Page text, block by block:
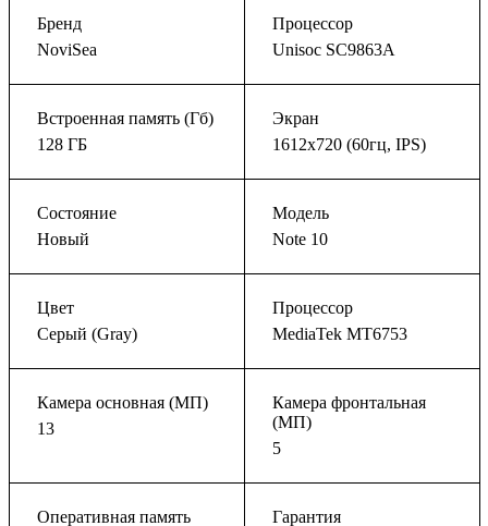
Бренд
NoviSea
Процессор
Unisoc SC9863A
Встроенная память (Гб)
128 ГБ
Экран
1612x720 (60гц, IPS)
Состояние
Новый
Модель
Note 10
Цвет
Серый (Gray)
Процессор
MediaTek MT6753
Камера основная (МП)
13
Камера фронтальная
(МП)
5
Оперативная память
Гарантия